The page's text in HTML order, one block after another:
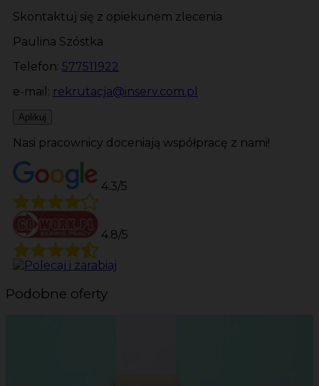
Skontaktuj się z opiekunem zlecenia
Paulina Szóstka
Telefon: 577511922
e-mail: rekrutacja@inserv.com.pl
Aplikuj
Nasi pracownicy doceniają współpracę z nami!
4.3/5
4.8/5
Podobne oferty